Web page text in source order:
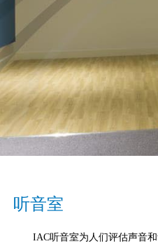
听音室
IAC听音室为人们评估声音